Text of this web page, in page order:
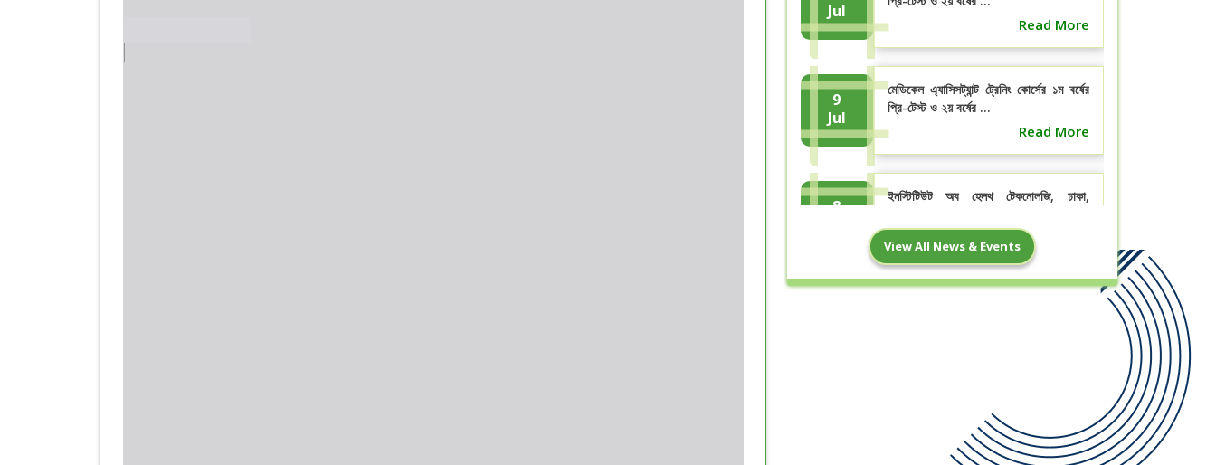
Jul
Read More
9
Jul
মেডিকেল এ্যাসিসট্যান্ট ট্রেনিং কোর্সের ১ম বর্ষের
প্রি-টেস্ট ও ২য় বর্ষের ...
Read More
8
ইনস্টিটিউট অব হেলথ টেকনোলজি, ঢাকা,
Read More
View All News & Events